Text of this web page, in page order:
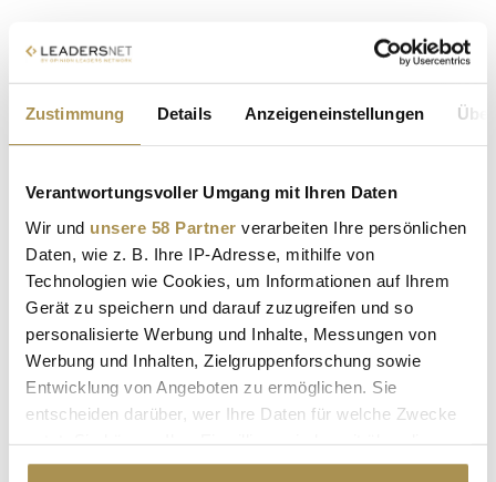
Zustimmung Details Anzeigeneinstellungen
Verantwortungsvoller Umgang mit Ihren Daten
Wir und unsere 58 Partner verarbeiten Ihre persönlichen
Daten, wie z. B. Ihre IP-Adresse, mithilfe von
Technologien wie Cookies, um Informationen auf Ihrem
Gerät zu speichern und darauf zuzugreifen und so
personalisierte Werbung und Inhalte, Messungen von
Werbung und Inhalten, Zielgruppenforschung sowie
Entwicklung von Angeboten zu ermöglichen. Sie
entscheiden darüber, wer Ihre Daten für welche Zwecke
Cookie-Erklärung oder durch Klicken auf das Privacy